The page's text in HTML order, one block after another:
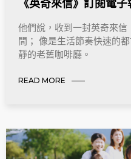
《英奇來信》訂閱電子
他們說，收到一封英奇來
間； 像是生活節奏快速的
靜的老舊咖啡廳。
READ MORE